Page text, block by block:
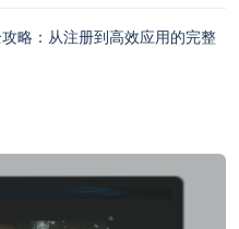
略：从注册到高效应用的完整